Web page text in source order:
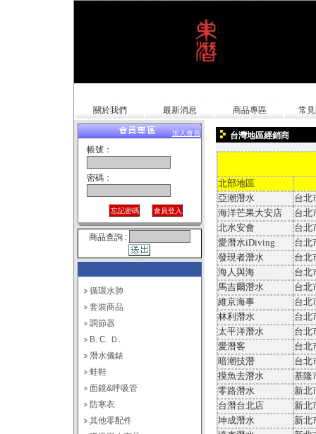
關於我們 最新消息 商品專區 常
加入會員
帳號：
密碼：
商品查詢 :
循環水肺
套裝商品
調節器
B. C. Ｄ.
潛水儀錶
蛙鞋
面鏡&呼吸管
防寒衣
其他零配件
台灣地區經銷商
北部地區
亞潮潛水
台北
海洋芒果大安店
台北
北水安會
台北
愛潛水iDiving
台北
發現者潛水
台北
海人與海
台北
馬吉爾潛水
台北
維京海事
台北
林利潛水
台北
太平洋潛水
台北
愛潛客
台北
暗潮技潛
台北
摸魚去潛水
基隆
零路潛水
新北
台潛台北店
新北
坤成潛水
新北